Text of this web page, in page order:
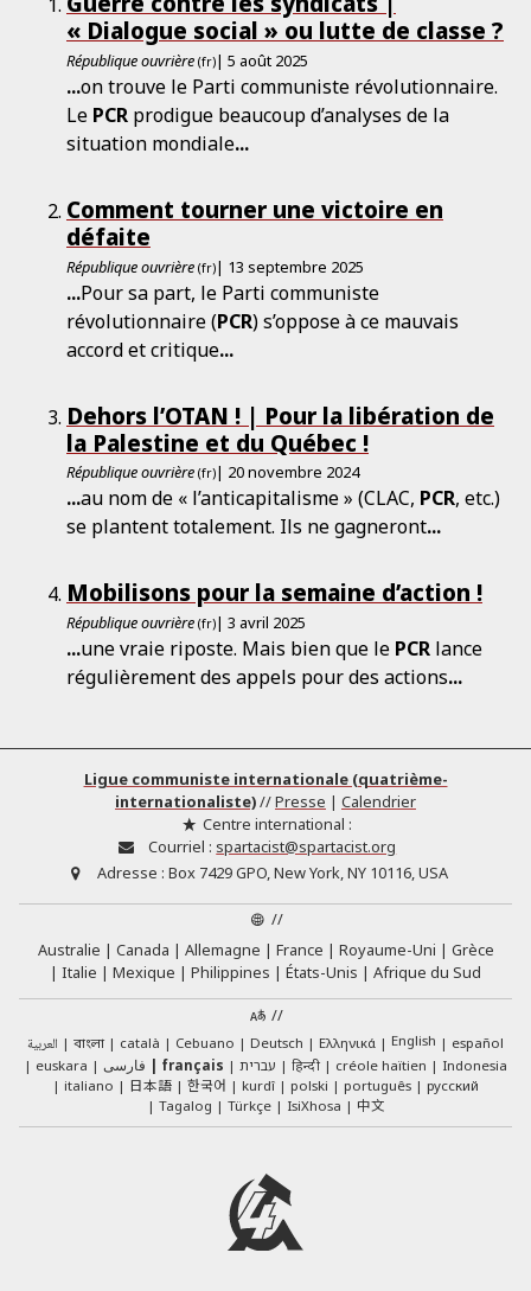
« Dialogue social » ou lutte de classe ?
République ouvrière (fr)| 5 août 2025
...on trouve le Parti communiste révolutionnaire.
Le PCR prodigue beaucoup d’analyses de la
situation mondiale...
Comment tourner une victoire en
défaite
République ouvrière (fr)| 13 septembre 2025
...Pour sa part, le Parti communiste
révolutionnaire (PCR) s’oppose à ce mauvais
accord et critique...
Dehors l’OTAN ! | Pour la libération de
la Palestine et du Québec !
République ouvrière (fr)| 20 novembre 2024
...au nom de « l’anticapitalisme » (CLAC, PCR, etc.)
se plantent totalement. Ils ne gagneront...
Mobilisons pour la semaine d’action !
République ouvrière (fr)| 3 avril 2025
...une vraie riposte. Mais bien que le PCR lance
régulièrement des appels pour des actions...
Ligue communiste internationale (quatrième-
internationaliste)//Presse | Calendrier
Centre international :
Courriel : spartacist@spartacist.org
Adresse : Box 7429 GPO, New York, NY 10116, USA
//
Australie
Canada Allemagne France Royaume-Uni
Grèce
Italie
Mexique Philippines États-Unis
Afrique du Sud
//
العربية বাংলা català Cebuano Deutsch Ελληνικά English
español
euskara
فارسی français עברית हिन्दी créole haïtien
Indonesia
italiano
日本語 한국어 kurdî polski português
русский
Tagalog
Türkçe IsiXhosa 中文